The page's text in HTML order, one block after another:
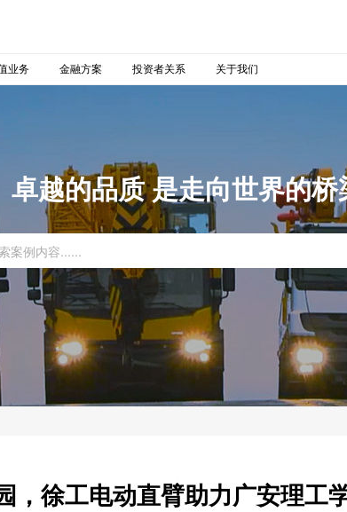
业务 金融方案 投资者关系 关于我们
卓越的品质 是走向世界的桥
，徐工电动直臂助力广安理工